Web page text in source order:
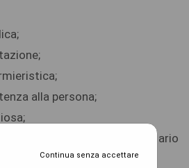
Continua senza accettare
alla persona;
compresi nel Prontuario